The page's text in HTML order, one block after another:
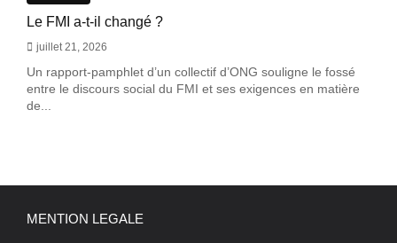
Le FMI a-t-il changé ?
juillet 21, 2026
Un rapport-pamphlet d’un collectif d’ONG souligne le fossé
entre le discours social du FMI et ses exigences en matière
de...
MENTION LEGALE